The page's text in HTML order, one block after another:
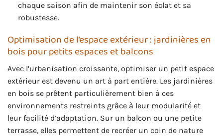
chaque saison afin de maintenir son éclat et sa
robustesse.
Optimisation de l’espace extérieur : jardinières en
bois pour petits espaces et balcons
Avec l’urbanisation croissante, optimiser un petit espace
extérieur est devenu un art à part entière. Les jardinières
en bois se prêtent particulièrement bien à ces
environnements restreints grâce à leur modularité et
leur facilité d’adaptation. Sur un balcon ou une petite
terrasse, elles permettent de recréer un coin de nature